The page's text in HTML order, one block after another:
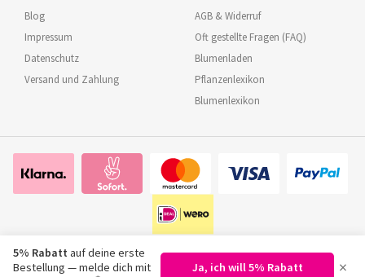
Blog
Impressum
Datenschutz
Versand und Zahlung
AGB & Widerruf
Oft gestellte Fragen (FAQ)
Blumenladen
Pflanzenlexikon
Blumenlexikon
5% Rabatt auf deine erste
Bestellung — melde dich mit
Ja, ich will 5% Rabatt ×